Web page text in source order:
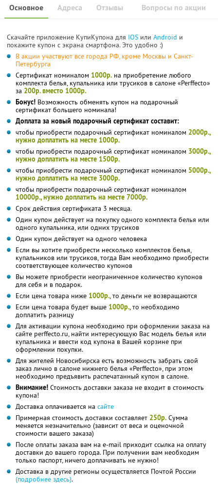
Основное Отзывы Вопросы по акции
Адреса
Скачайте приложение КупиКупона для IOS или Android и
покажите купон с экрана смартфона. Это удобно :)
В акции участвуют все города РФ, кроме Москвы и Санкт-
Петербурга
Сертификат номиналом 1000р. на приобретение любого
комплекта белья, купальника или трусиков в салоне «Perffecto»
за 200р. вместо 1000р.
Бонус! Возможность обменять купон на подарочный
сертификат большего номинала!
Доплата за новый подарочный сертификат составит:
чтобы приобрести подарочный сертификат номиналом 2000р.,
нужно доплатить на месте 1000р.
чтобы приобрести подарочный сертификат номиналом 3000р.,
нужно доплатить на месте 1500р.
чтобы приобрести подарочный сертификат номиналом 5000р.,
нужно доплатить на месте 3000р.
чтобы приобрести подарочный сертификат номиналом
10000р., нужно доплатить на месте 7000р.
Срок действия сертификата 3 месяца.
Один купон действует на покупку одного комплекта белья или
одного купальника, или одних трусиков
Один купон действует на одного человека
Если вы хотите приобрести несколько комплектов белья,
купальников или трусиков, тогда Вам необходимо приобрести
соответствующее количество купонов
Вы можете приобрести неограниченное количество купонов
для себя и в подарок.
Если цена товара ниже 1000р., то деньги не возвращаются
Если цена товара будет выше 1000р., то необходимо
доплатить разницу
Для активации купона необходимо при оформлении заказа на
сайте perffecto.ru, найти интересующую Вас модель белья или
купальника и ввести код купона в Вашей корзине при
оформлении покупки.
Для жителей Новосибирска есть возможность забрать свой
заказ лично в салоне нижнего белья «Perffecto», при этом
необходимо предъявить распечатанный купон в салоне.
Внимание! Стоимость доставки заказа не входит в стоимость
купона!
Доставка оплачивается на сайте
Примерная стоимость доставки составляет 250р. Сумма
меняется незначительно (зависит от веса и оценочной
стоимости вашего заказа)
После оплаты заказа вам на e-mail приходит ссылка на оплату
доставки до вашего города. При получении вам необходим
только паспорт, ничего доплачивать не нужно!
Доставка в другие регионы осуществляется Почтой России
(подробнее здесь).